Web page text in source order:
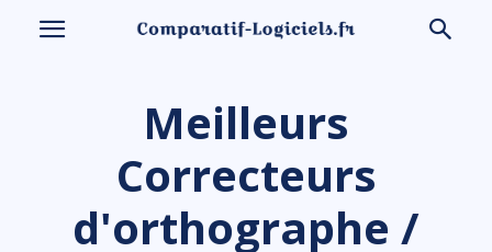
Meilleurs
Correcteurs
d'orthographe /